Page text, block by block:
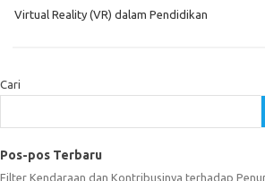
Virtual Reality (VR) dalam Pendidikan
Cari
Pos-pos Terbaru
Filter Kendaraan dan Kontribusinya terhadap